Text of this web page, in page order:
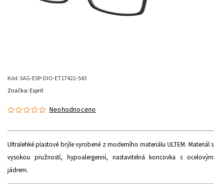
Kód:SAG-ESP-DIO-ET17422-543
Neohodnoceno
Ultralehké plastové brýle vyrobené z moderního materiálu ULTEM. Materiál s
vysokou pružností, hypoalergenní, nastavitelná koncovka s ocelovým
jádrem.
Značka: Esprit